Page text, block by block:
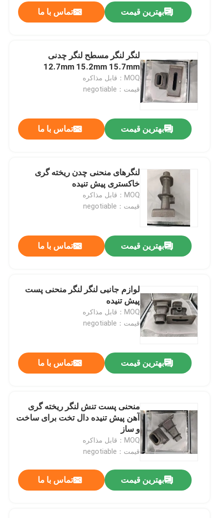
بهترین قیمت تماس با ما
لنگر لنگر مسطح لنگر چدنی
12.7mm 15.2mm 15.7mm
MOQ：قابل مذاکره
قیمت：negotiable
بهترین قیمت تماس با ما
لنگرهای منحنی چدن ریخته گری
خاکستری پیش تنیده
MOQ：قابل مذاکره
قیمت：negotiable
بهترین قیمت تماس با ما
لوازم جانبی لنگر لنگر منحنی پست
پیش تنیده
MOQ：قابل مذاکره
قیمت：negotiable
بهترین قیمت تماس با ما
منحنی پست تنش لنگر ریخته گری
آهن پیش تنیده دال تخت برای ساخت
و ساز
MOQ：قابل مذاکره
قیمت：negotiable
بهترین قیمت تماس با ما